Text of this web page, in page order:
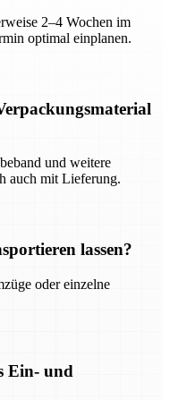
2–4 Wochen im
optimal einplanen.
und weitere
auch mit Lieferung.
lassen?
oder einzelne
Ein- und